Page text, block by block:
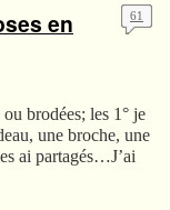
en
61
brodées; les 1° je
une broche, une
ai partagés…J’ai